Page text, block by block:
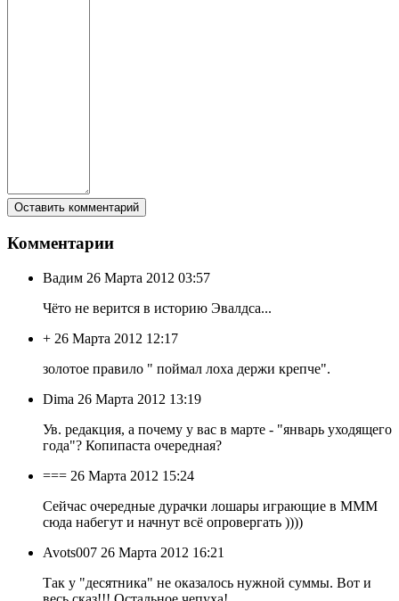
Комментарии
Вадим 26 Марта 2012 03:57
Чёто не верится в историю Эвалдса...
+ 26 Марта 2012 12:17
золотое правило " поймал лоха держи крепче".
Dima 26 Марта 2012 13:19
Ув. редакция, а почему у вас в марте - "январь уходящего
года"? Копипаста очередная?
=== 26 Марта 2012 15:24
Сейчас очередные дурачки лошары играющие в МММ
сюда набегут и начнут всё опровергать ))))
Avots007 26 Марта 2012 16:21
Так у "десятника" не оказалось нужной суммы. Вот и